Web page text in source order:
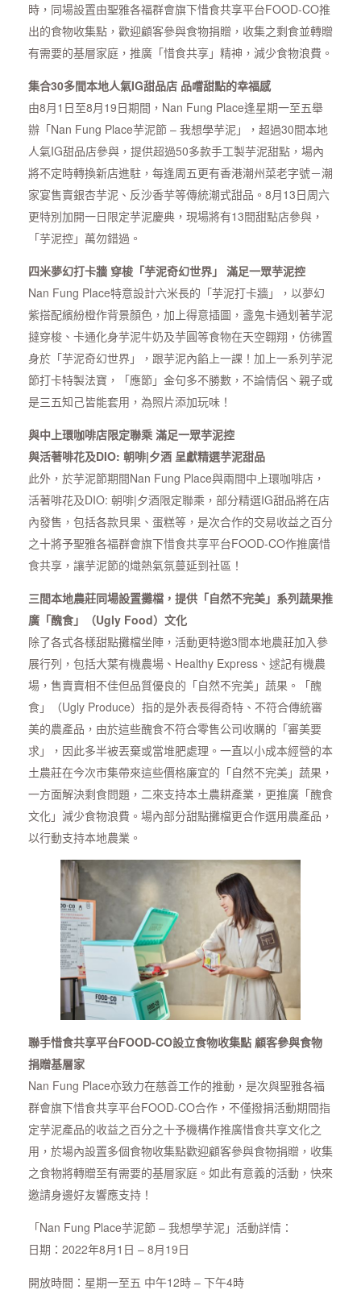
時，同場設置由聖雅各福群會旗下惜食共享平台FOOD-CO推
出的食物收集點，歡迎顧客參與食物捐贈，收集之剩食並轉贈
有需要的基層家庭，推廣「惜食共享」精神，減少食物浪費。
集合30多間本地人氣IG甜品店 品嚐甜點的幸福感
由8月1日至8月19日期間，Nan Fung Place逢星期一至五舉
辦「Nan Fung Place芋泥節 – 我想學芋泥」，超過30間本地
人氣IG甜品店參與，提供超過50多款手工製芋泥甜點，場內
將不定時轉換新店進駐，每逢周五更有香港潮州菜老字號－潮
家宴售賣銀杏芋泥、反沙香芋等傳統潮式甜品。8月13日周六
更特別加開一日限定芋泥慶典，現場將有13間甜點店參與，
「芋泥控」萬勿錯過。
四米夢幻打卡牆 穿梭「芋泥奇幻世界」 滿足一眾芋泥控
Nan Fung Place特意設計六米長的「芋泥打卡牆」，以夢幻
紫搭配繽紛橙作背景顏色，加上得意插圖，盞鬼卡通划著芋泥
撻穿梭、卡通化身芋泥牛奶及芋圓等食物在天空翱翔，仿彿置
身於「芋泥奇幻世界」，跟芋泥內餡上一課！加上一系列芋泥
節打卡特製法寶，「應節」金句多不勝數，不論情侶丶親子或
是三五知己皆能套用，為照片添加玩味！
與中上環咖啡店限定聯乘 滿足一眾芋泥控
與活著啡花及DIO: 朝啡|夕酒 呈獻精選芋泥甜品
此外，於芋泥節期間Nan Fung Place與兩間中上環咖啡店，
活著啡花及DIO: 朝啡|夕酒限定聯乘，部分精選IG甜品將在店
內發售，包括各款貝果、蛋糕等，是次合作的交易收益之百分
之十將予聖雅各福群會旗下惜食共享平台FOOD-CO作推廣惜
食共享，讓芋泥節的熾熱氣氛蔓延到社區！
三間本地農莊同場設置攤檔，提供「自然不完美」系列蔬果推
廣「醜食」（Ugly Food）文化
除了各式各樣甜點攤檔坐陣，活動更特邀3間本地農莊加入參
展行列，包括大葉有機農場、Healthy Express、逑記有機農
場，售賣賣相不佳但品質優良的「自然不完美」蔬果。「醜
食」（Ugly Produce）指的是外表長得奇特、不符合傳統審
美的農產品，由於這些醜食不符合零售公司收購的「審美要
求」，因此多半被丟棄或當堆肥處理。一直以小成本經營的本
土農莊在今次市集帶來這些價格廉宜的「自然不完美」蔬果，
一方面解決剩食問題，二來支持本土農耕產業，更推廣「醜食
文化」減少食物浪費。場內部分甜點攤檔更合作選用農產品，
以行動支持本地農業。
聯手惜食共享平台FOOD-CO設立食物收集點 顧客參與食物
捐贈基層家
Nan Fung Place亦致力在慈善工作的推動，是次與聖雅各福
群會旗下惜食共享平台FOOD-CO合作，不僅撥捐活動期間指
定芋泥產品的收益之百分之十予機構作推廣惜食共享文化之
用，於場內設置多個食物收集點歡迎顧客參與食物捐贈，收集
之食物將轉贈至有需要的基層家庭。如此有意義的活動，快來
邀請身邊好友響應支持！
「Nan Fung Place芋泥節 – 我想學芋泥」活動詳情：
日期：2022年8月1日 – 8月19日
開放時間：星期一至五 中午12時 – 下午4時